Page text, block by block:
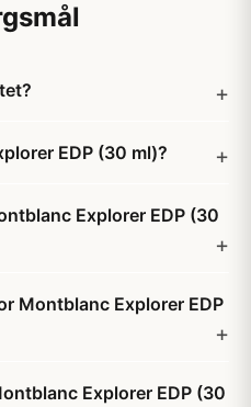
EDP (30 ml)?
Explorer EDP (30
Montblanc Explorer EDP
Explorer EDP (30